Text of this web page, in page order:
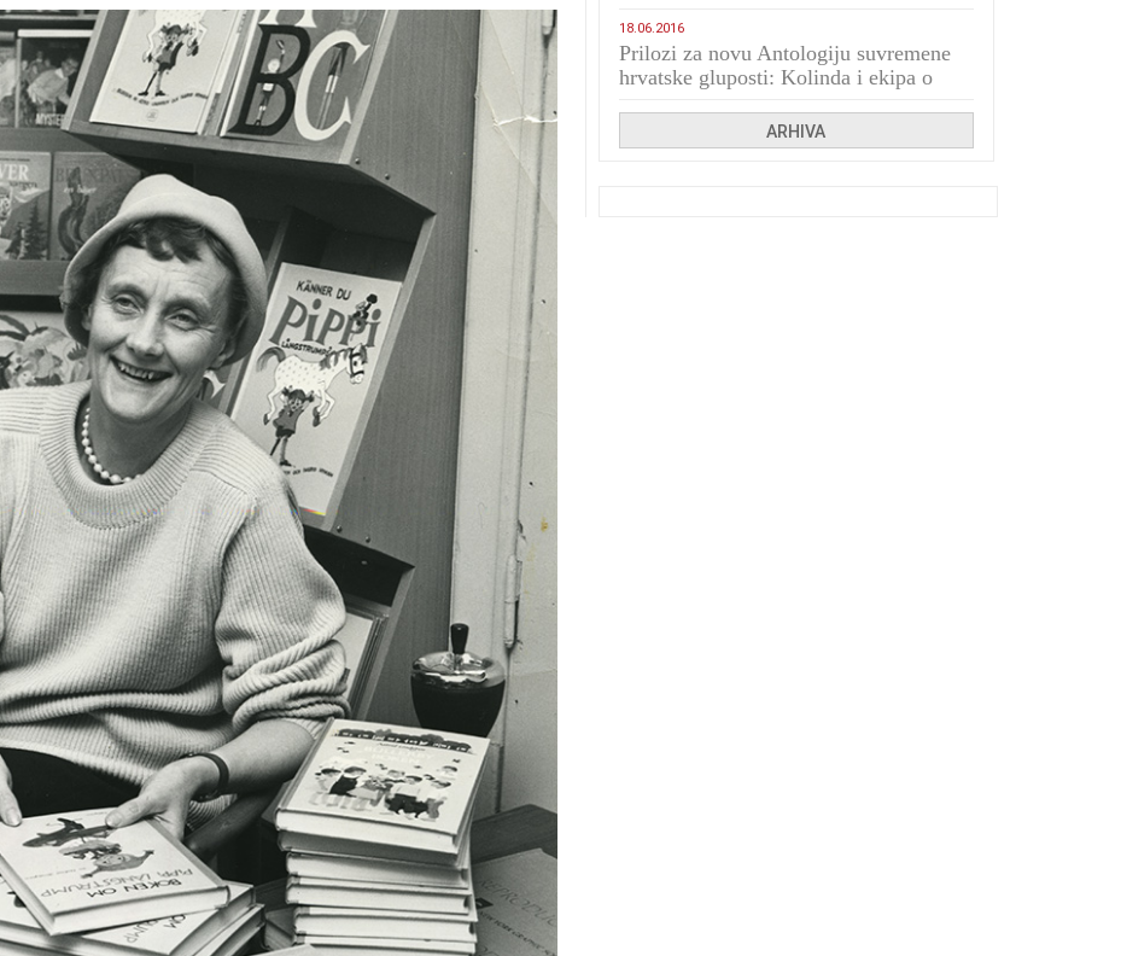
18.06.2016
Prilozi za novu Antologiju suvremene
hrvatske gluposti: Kolinda i ekipa o
ARHIVA